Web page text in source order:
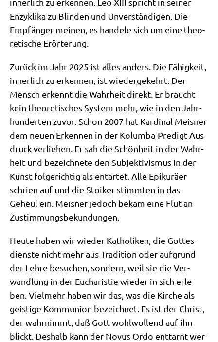
inner­lich zu erken­nen. Leo XIII spricht in sei­ner
Enzy­kli­ka zu Blin­den und Unver­stän­di­gen. Die
Emp­fän­ger mei­nen, es han­de­le sich um eine theo­
re­ti­sche Erörterung.
Zurück im Jahr 2025 ist alles anders. Die Fähig­keit,
inner­lich zu erken­nen, ist wie­der­ge­kehrt. Der
Mensch erkennt die Wahr­heit direkt. Er braucht
kein theo­re­ti­sches System mehr, wie in den Jahr­
hun­der­ten zuvor. Schon 2007 hat Kar­di­nal Meis­ner
dem neu­en Erken­nen in der Kolum­ba-Pre­digt Aus­
druck ver­lie­hen. Er sah die Schön­heit in der Wahr­
heit und bezeich­ne­te den Sub­jek­ti­vis­mus in der
Kunst fol­ge­rich­tig als ent­ar­tet. Alle Epi­kurä­er
schrien auf und die Stoi­ker stimm­ten in das
Geheul ein. Meis­ner jedoch bekam eine Flut an
Zustimmungsbekundungen.
Heu­te haben wir wie­der Katho­li­ken, die Got­tes­
dien­ste nicht mehr aus Tra­di­ti­on oder auf­grund
der Leh­re besu­chen, son­dern, weil sie die Ver­
wand­lung in der Eucha­ri­stie wie­der in sich erle­
ben. Viel­mehr haben wir das, was die Kir­che als
gei­sti­ge Kom­mu­ni­on bezeich­net. Es ist der Christ,
der wahr­nimmt, daß Gott wohl­wol­lend auf ihn
blickt. Des­halb kann der Novus Ordo ent­tarnt wer­